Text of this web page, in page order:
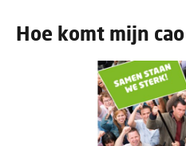
Hoe komt mijn